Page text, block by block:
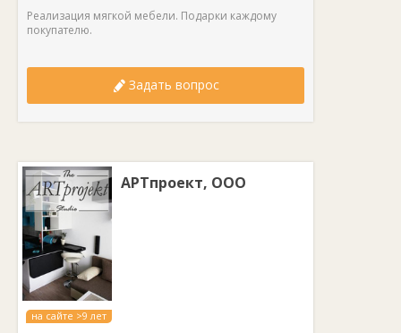
Реализация мягкой мебели. Подарки каждому
покупателю.
Задать вопрос
на сайте >9 лет
АРТпроект, ООО